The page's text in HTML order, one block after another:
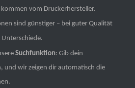
vom Druckerhersteller.
sind günstiger – bei guter Qualität
Suchfunktion: Gib dein
und wir zeigen dir automatisch die